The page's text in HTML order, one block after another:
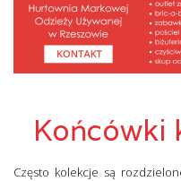
Końcówki
Często kolekcje są